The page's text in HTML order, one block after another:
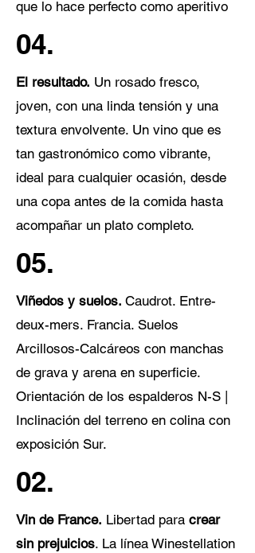
que lo hace perfecto como aperitivo
04.
El resultado. Un rosado fresco,
joven, con una linda tensión y una
textura envolvente. Un vino que es
tan gastronómico como vibrante,
ideal para cualquier ocasión, desde
una copa antes de la comida hasta
acompañar un plato completo.
05.
Viñedos y suelos. Caudrot. Entre-
deux-mers. Francia. Suelos
Arcillosos-Calcáreos con manchas
de grava y arena en superficie.
Orientación de los espalderos N-S |
Inclinación del terreno en colina con
exposición Sur.
02.
Vin de France. Libertad para crear
sin prejuicios. La línea Winestellation